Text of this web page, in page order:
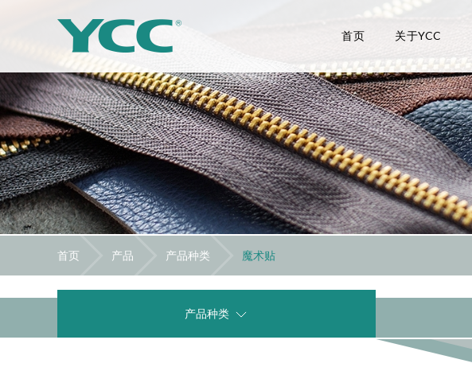
首页 关于YCC
首页 产品 产品种类 魔术贴
产品种类